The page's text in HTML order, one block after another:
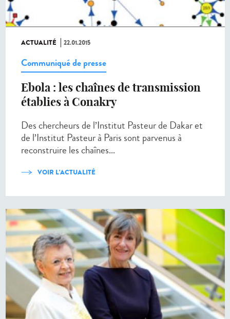
ACTUALITÉ 22.01.2015
Communiqué de presse
Ebola : les chaînes de transmission
établies à Conakry
Des chercheurs de l’Institut Pasteur de Dakar et
de l’Institut Pasteur à Paris sont parvenus à
reconstruire les chaînes...
VOIR L'ACTUALITÉ